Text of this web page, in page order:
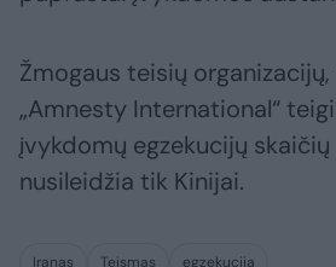
Žmogaus teisių
„Amnesty International“
įvykdomų egzekucijų
nusileidžia tik Kinijai.
Iranas Teismas egzekucija